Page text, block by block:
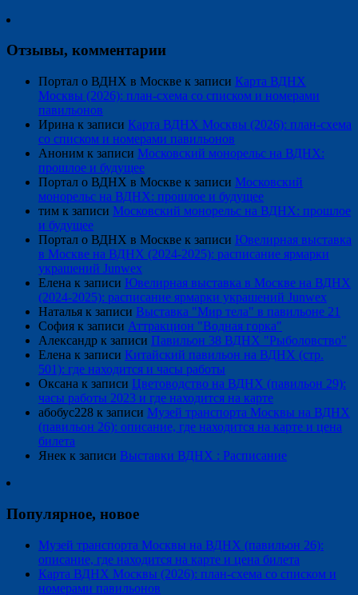
Отзывы, комментарии
Портал о ВДНХ в Москве к записи Карта ВДНХ
Москвы (2026): план-схема со списком и номерами
павильонов
Ирина к записи Карта ВДНХ Москвы (2026): план-схема
со списком и номерами павильонов
Аноним к записи Московский монорельс на ВДНХ:
прошлое и будущее
Портал о ВДНХ в Москве к записи Московский
монорельс на ВДНХ: прошлое и будущее
тим к записи Московский монорельс на ВДНХ: прошлое
и будущее
Портал о ВДНХ в Москве к записи Ювелирная выставка
в Москве на ВДНХ (2024-2025): расписание ярмарки
украшений Junwex
Елена к записи Ювелирная выставка в Москве на ВДНХ
(2024-2025): расписание ярмарки украшений Junwex
Наталья к записи Выставка "Мир тела" в павильоне 21
София к записи Аттракцион "Водная горка"
Александр к записи Павильон 38 ВДНХ "Рыболовство"
Елена к записи Китайский павильон на ВДНХ (стр.
501): где находится и часы работы
Оксана к записи Цветоводство на ВДНХ (павильон 29):
часы работы 2023 и где находится на карте
абобус228 к записи Музей транспорта Москвы на ВДНХ
(павильон 26): описание, где находится на карте и цена
билета
Янек к записи Выставки ВДНХ : Расписание
Популярное, новое
Музей транспорта Москвы на ВДНХ (павильон 26):
описание, где находится на карте и цена билета
Карта ВДНХ Москвы (2026): план-схема со списком и
номерами павильонов